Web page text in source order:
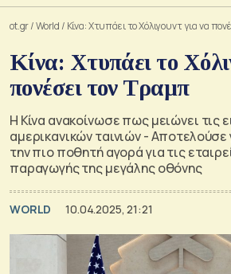
ot.gr/World / Κίνα: Χτυπάει το Χόλιγουντ για να
Κίνα: Χτυπάει το
πονέσει τον Τραμπ
Η Κίνα ανακοίνωσε πως μειώνει τις
αμερικανικών ταινιών - Αποτελούσε
την πιο ποθητή αγορά για τις
παραγωγής της μεγάλης οθόνης
WORLD 10.04.2025, 21:21